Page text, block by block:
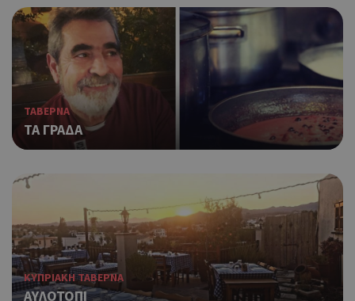
ΤΑΒΕΡΝΑ
ΤΑ ΓΡΑΔΑ
ΚΥΠΡΙΑΚΗ ΤΑΒΕΡΝΑ
ΑΥΛΟΤΟΠΙ